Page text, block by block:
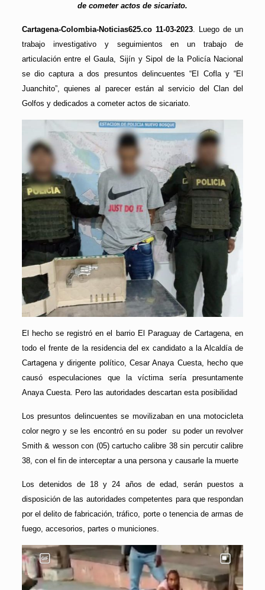
de cometer actos de sicariato.
Cartagena-Colombia-Noticias625.co 11-03-2023. Luego de un
trabajo investigativo y seguimientos en un trabajo de
articulación entre el Gaula, Sijín y Sipol de la Policía Nacional
se dio captura a dos presuntos delincuentes “El Cofla y “El
Juanchito”, quienes al parecer están al servicio del Clan del
Golfos y dedicados a cometer actos de sicariato.
El hecho se registró en el barrio El Paraguay de Cartagena, en
todo el frente de la residencia del ex candidato a la Alcaldía de
Cartagena y dirigente político, Cesar Anaya Cuesta, hecho que
causó especulaciones que la víctima sería presuntamente
Anaya Cuesta. Pero las autoridades descartan esta posibilidad
Los presuntos delincuentes se movilizaban en una motocicleta
color negro y se les encontró en su poder su poder un revolver
Smith & wesson con (05) cartucho calibre 38 sin percutir calibre
38, con el fin de interceptar a una persona y causarle la muerte
Los detenidos de 18 y 24 años de edad, serán puestos a
disposición de las autoridades competentes para que respondan
por el delito de fabricación, tráfico, porte o tenencia de armas de
fuego, accesorios, partes o municiones.